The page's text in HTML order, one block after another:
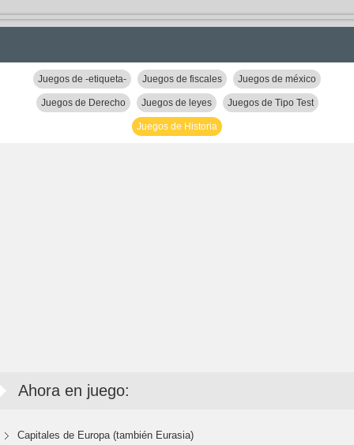
Juegos de -etiqueta- Juegos de fiscales Juegos de méxico
Juegos de Derecho Juegos de leyes Juegos de Tipo Test
Juegos de Historia
Ahora en juego:
Capitales de Europa (también Eurasia)